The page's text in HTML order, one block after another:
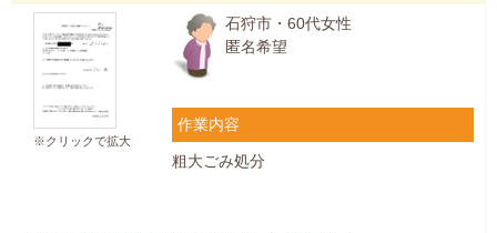
※クリックで拡大
石狩市・60代女性
匿名希望
作業内容
粗大ごみ処分